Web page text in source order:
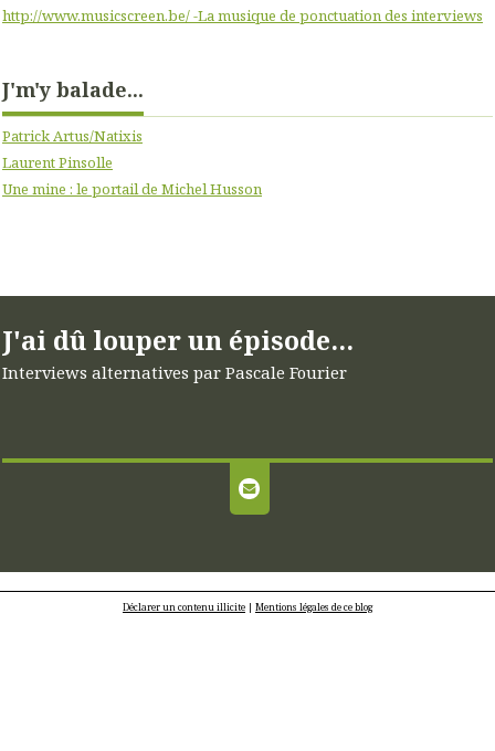
http://www.musicscreen.be/ -La musique de ponctuation des interviews
J'm'y balade...
Patrick Artus/Natixis
Laurent Pinsolle
Une mine : le portail de Michel Husson
J'ai dû louper un épisode...
Interviews alternatives par Pascale Fourier
Déclarer un contenu illicite | Mentions légales de ce blog